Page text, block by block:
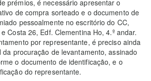
prémios, é necessário apresentar o
de compra sorteado e o documento de
pessoalmente no escritório do CC,
Costa 26, Edf. Clementina Ho, 4.º andar.
por representante, é preciso ainda
procuração de levantamento, assinado
o documento de identificação, e o
do representante.